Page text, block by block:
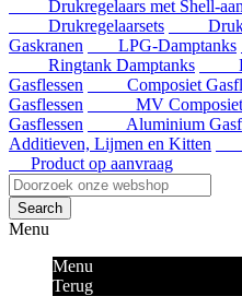
Drukregelaars met Shell-
Drukregelaarsets
Gaskranen
LPG-Damptanks
Ringtank Damptanks
Gasflessen
Composiet
Gasflessen
MV Composiet
Gasflessen
Aluminium
Additieven, Lijmen en Kitten
Product op aanvraag
Search
Menu
Menu
Terug